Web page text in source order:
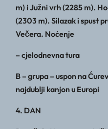
m) i Južni vrh (2285 m).
(2303 m). Silazak i spust
Večera. Noćenje
– cjelodnevna tura
B – grupa – uspon na
najdublji kanjon u Europi
4. DAN